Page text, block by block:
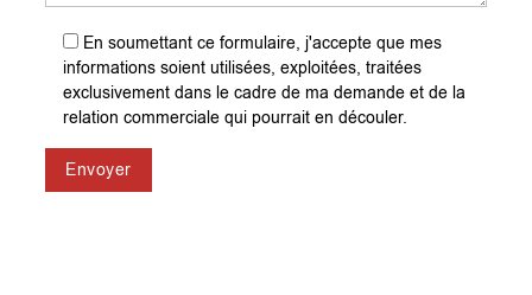
En soumettant ce formulaire, j'accepte que mes
informations soient utilisées, exploitées, traitées
exclusivement dans le cadre de ma demande et de la
relation commerciale qui pourrait en découler.
Envoyer